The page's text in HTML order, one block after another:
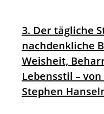
3. Der tägliche
nachdenkliche
Weisheit,
Lebensstil –
Stephen